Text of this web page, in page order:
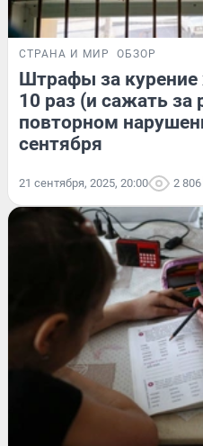
СТРАНА И МИР ОБЗОР
Штрафы за курение
10 раз (и сажать за
повторном
сентября
21 сентября, 2025, 20:00 2 806